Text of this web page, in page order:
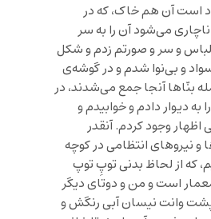
است آن هم خاک، که در
می‌شود آن را به سر
و سر و صورتم زدم و شکل
و بی‌نوا شدم و در گوشه‌ی
بنّاها آنجا جمع می‌شدند، در
به دیوار دادم و خوابیدم و
وجود کردم. آنقدر
نیروهای انتظامی در کوچه
که از لحاظ بدنی توپِ توپ
است و من و دوتای دیگر
پشت وانت نیسان آبی رنگش و